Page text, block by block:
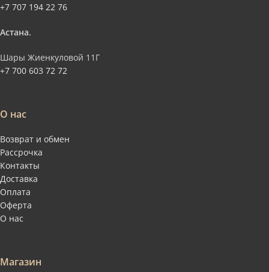
+7 707 194 22 76
Астана.
Шары Жиенкуловой 11Г
+7 700 603 72 72
О нас
Возврат и обмен
Рассрочка
Контакты
Доставка
Оплата
Оферта
О нас
Магазин